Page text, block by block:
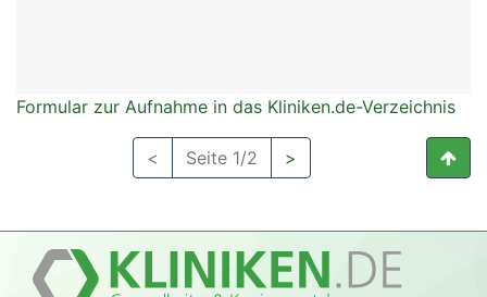
Formular zur Aufnahme in das Kliniken.de-Verzeichnis
< Seite 1/2 >